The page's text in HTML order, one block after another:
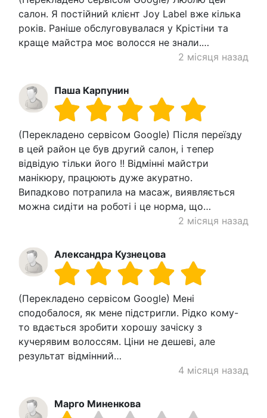
салон. Я постійний клієнт Joy Label вже кілька
років. Раніше обслуговувалася у Крістіни та
краще майстра моє волосся не знали.…
2 місяця назад
Паша Карпунин
(Перекладено сервісом Google) Після переїзду
в цей район це був другий салон, і тепер
відвідую тільки його !! Відмінні майстри
манікюру, працюють дуже акуратно.
Випадково потрапила на масаж, виявляється
можна сидіти на роботі і це норма, що…
2 місяця назад
Александра Кузнецова
(Перекладено сервісом Google) Мені
сподобалося, як мене підстригли. Рідко кому-
то вдається зробити хорошу зачіску з
кучерявим волоссям. Ціни не дешеві, але
результат відмінний…
4 місяця назад
Марго Миненкова